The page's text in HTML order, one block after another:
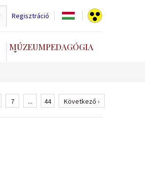
Regisztráció
MÚZEUMPEDAGÓGIA
7 ... 44 Következő ›